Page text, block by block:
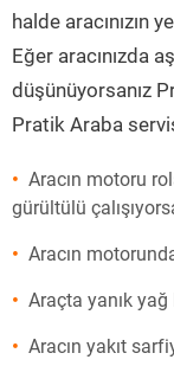
halde aracınızın
Eğer aracınızda
düşünüyorsanız
Pratik Araba
Aracın motoru
gürültülü
Aracın
Araçta yanık
Aracın yakıt